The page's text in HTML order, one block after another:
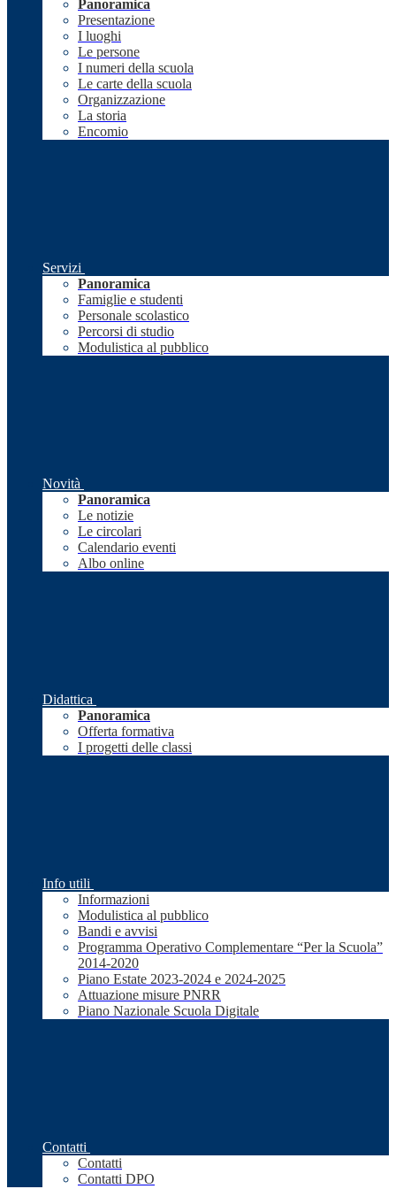
Panoramica
Presentazione
I luoghi
Le persone
I numeri della scuola
Le carte della scuola
Organizzazione
La storia
Encomio
Servizi
Panoramica
Famiglie e studenti
Personale scolastico
Percorsi di studio
Modulistica al pubblico
Novità
Panoramica
Le notizie
Le circolari
Calendario eventi
Albo online
Didattica
Panoramica
Offerta formativa
I progetti delle classi
Info utili
Informazioni
Modulistica al pubblico
Bandi e avvisi
Programma Operativo Complementare “Per la Scuola”
2014-2020
Piano Estate 2023-2024 e 2024-2025
Attuazione misure PNRR
Piano Nazionale Scuola Digitale
Contatti
Contatti
Contatti DPO